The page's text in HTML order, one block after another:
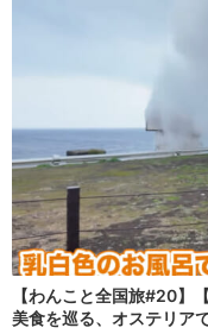
【わんこと全国旅#20】
美食を巡る、オステリア